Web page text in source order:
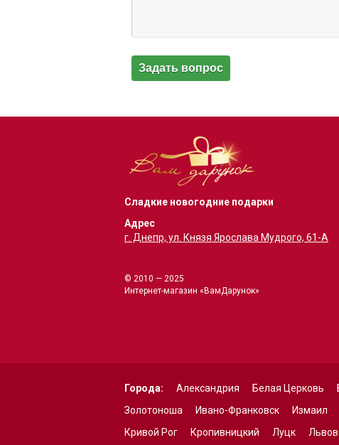
Сладкие новогодние подарки
Адрес
г. Днепр, ул. Князя Ярослава Мудрого, 61-А
© 2010 — 2025
Интернет-магазин «ВамДарунок»
Города: Александрия Белая Церковь
Золотоноша
Ивано-Франковск Измаил
Кривой Рог
Кропивницкий Луцк Львов